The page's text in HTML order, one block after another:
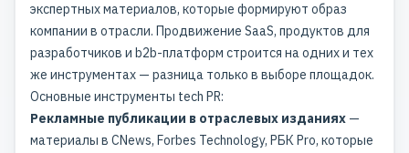
экспертных материалов, которые формируют образ
компании в отрасли. Продвижение SaaS, продуктов для
разработчиков и b2b-платформ строится на одних и тех
же инструментах — разница только в выборе площадок.
Основные инструменты tech PR:
Рекламные публикации в отраслевых изданиях —
материалы в CNews, Forbes Technology, РБК Pro, которые